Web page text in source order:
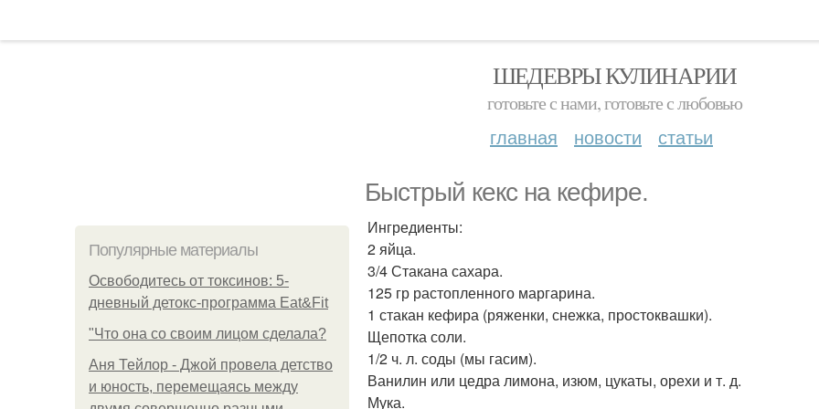
ШЕДЕВРЫ КУЛИНАРИИ
готовьте с нами, готовьте с любовью
главная новости статьи
Быстрый кекс на кефире.
Популярные материалы
Освободитесь от токсинов: 5-
дневный детокс-программа Eat&Fit
"Что она со своим лицом сделала?
Аня Тейлор - Джой провела детство
и юность, перемещаясь между
Ингредиенты:
2 яйца.
3/4 Стакана сахара.
125 гр растопленного маргарина.
1 стакан кефира (ряженки, снежка, простоквашки).
Щепотка соли.
1/2 ч. л. соды (мы гасим).
Ванилин или цедра лимона, изюм, цукаты, орехи и т. д.
Мука.